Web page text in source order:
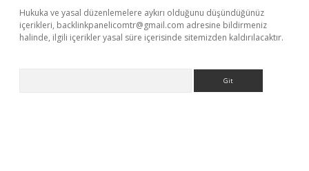
Hukuka ve yasal düzenlemelere aykırı olduğunu düşündüğünüz
içerikleri, backlinkpanelicomtr@gmail.com adresine bildirmeniz
halinde, ilgili içerikler yasal süre içerisinde sitemizden kaldırılacaktır.